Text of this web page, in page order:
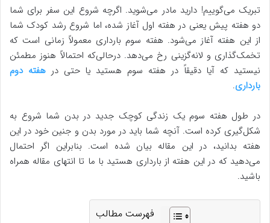
تبریک می‌گوییم! دارید مادر می‌شوید. اگرچه شروع این سفر برای شما
دو هفته پیش یعنی در هفته اول آغاز شده، اما شروع رشد کودک شما
از این هفته آغاز می‌شود. هفته سوم بارداری معمولاً زمانی است که
تخمک‌گذاری و لانه‌گزینی رخ می‌دهد. درحالی‌که احتمالاً هنوز مطمئن
نیستید که آیا دقیقاً در هفته سوم هستید یا حتی در هفته دوم
بارداری.
در طول هفته سوم یک زندگی کوچک جدید در بدن شما شروع به
شکل‌گیری کرده است. آنچه شما باید در مورد بدن و جنین خود در این
هفته بدانید، در این مقاله بیان شده است. بنابراین اگر احتمال
می‌دهید که در این هفته از بارداری هستید با ما تا انتهای مقاله همراه
باشید.
فهرست مطالب